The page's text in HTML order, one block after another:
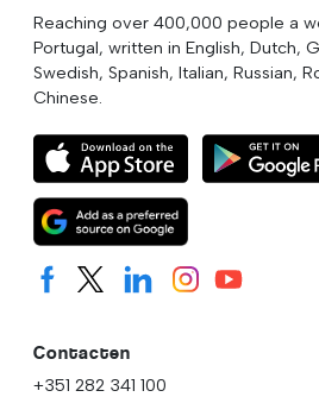
Reaching over 400,000 people a
Portugal, written in English, Dutch,
Swedish, Spanish, Italian, Russian,
Chinese.
Contacten
+351 282 341 100